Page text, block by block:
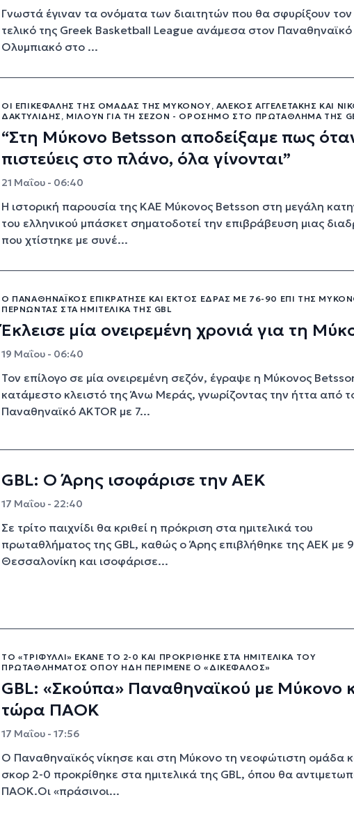
Γνωστά έγιναν τα ονόματα των διαιτητών που θα σφυρίξουν
τελικό της Greek Basketball League ανάμεσα στον Παναθηναϊκό
Ολυμπιακό στο ...
ΟΙ ΕΠΙΚΕΦΑΛΉΣ ΤΗΣ ΟΜΆΔΑΣ ΤΗΣ ΜΥΚΌΝΟΥ, ΑΛΈΚΟΣ ΑΓΓΕΛΕΤΆΚΗΣ ΚΑΙ
ΔΑΚΤΥΛΊΔΗΣ, ΜΙΛΟΎΝ ΓΙΑ ΤΗ ΣΕΖΌΝ - ΟΡΌΣΗΜΟ ΣΤΟ ΠΡΩΤΆΘΛΗΜΑ ΤΗΣ
“Στη Μύκονο Betsson αποδείξαμε πως
πιστεύεις στο πλάνο, όλα γίνονται”
21 Μαΐου - 06:40
Η ιστορική παρουσία της ΚΑΕ Μύκονος Betsson στη μεγάλη
του ελληνικού μπάσκετ σηματοδοτεί την επιβράβευση μιας
που χτίστηκε με συνέ...
Ο ΠΑΝΑΘΗΝΑΪΚΌΣ ΕΠΙΚΡΆΤΗΣΕ ΚΑΙ ΕΚΤΌΣ ΈΔΡΑΣ ΜΕ 76-90 ΕΠΊ ΤΗΣ
ΠΕΡΝΏΝΤΑΣ ΣΤΑ ΗΜΙΤΕΛΙΚΆ ΤΗΣ GBL
Έκλεισε μία ονειρεμένη χρονιά για τη
19 Μαΐου - 06:40
Τον επίλογο σε μία ονειρεμένη σεζόν, έγραψε η Μύκονος
κατάμεστο κλειστό της Άνω Μεράς, γνωρίζοντας την ήττα από
Παναθηναϊκό AKTOR με 7...
GBL: Ο Άρης ισοφάρισε την ΑΕΚ
17 Μαΐου - 22:40
Σε τρίτο παιχνίδι θα κριθεί η πρόκριση στα ημιτελικά του
πρωταθλήματος της GBL, καθώς ο Άρης επιβλήθηκε της ΑΕΚ με
Θεσσαλονίκη και ισοφάρισε...
ΤΟ «ΤΡΙΦΎΛΛΙ» ΈΚΑΝΕ ΤΟ 2-0 ΚΑΙ ΠΡΟΚΡΊΘΗΚΕ ΣΤΑ ΗΜΙΤΕΛΙΚΆ ΤΟΥ
ΠΡΩΤΑΘΛΉΜΑΤΟΣ ΌΠΟΥ ΉΔΗ ΠΕΡΊΜΕΝΕ Ο «ΔΙΚΈΦΑΛΟΣ»
GBL: «Σκούπα» Παναθηναϊκού με Μύκονο
τώρα ΠΑΟΚ
17 Μαΐου - 17:56
Ο Παναθηναϊκός νίκησε και στη Μύκονο τη νεοφώτιστη ομάδα
σκορ 2-0 προκρίθηκε στα ημιτελικά της GBL, όπου θα
ΠΑΟΚ.Οι «πράσινοι...